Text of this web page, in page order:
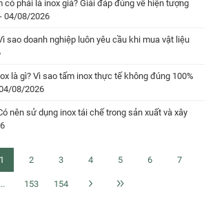
có phải là inox giả? Giải đáp đúng về hiện tượng
04/08/2026
sao doanh nghiệp luôn yêu cầu khi mua vật liệu
là gì? Vì sao tấm inox thực tế không đúng 100%
08/2026
nên sử dụng inox tái chế trong sản xuất và xây
1 2 3 4 5 6 7
... 153 154